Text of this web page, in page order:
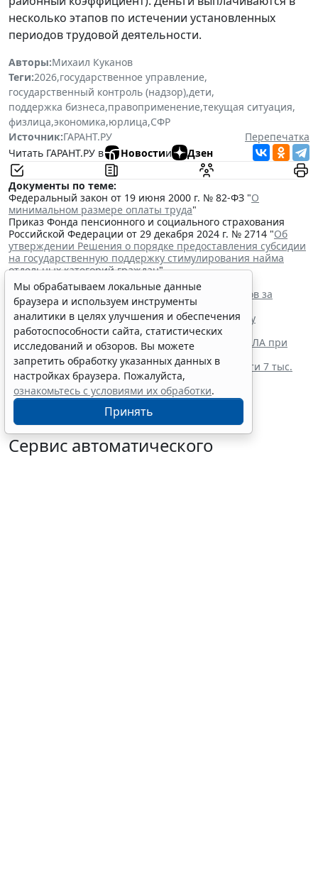
несколько этапов по истечении установленных
периодов трудовой деятельности.
Авторы:Михаил Куканов
Теги:2026,государственное управление,
государственный контроль (надзор),дети,
поддержка бизнеса,правоприменение,текущая ситуация,
физлица,экономика,юрлица,СФР
Источник:ГАРАНТ.РУ
Перепечатка
Читать ГАРАНТ.РУ в
Новостии Дзен
Документы по теме:
Федеральный закон от 19 июня 2000 г. № 82-ФЗ "О
минимальном размере оплаты труда"
Приказ Фонда пенсионного и социального страхования
Российской Федерации от 29 декабря 2024 г. № 2714 "Об
утверждении Решения о порядке предоставления субсидии
на государственную поддержку стимулирования найма
отдельных категорий граждан"
Читайте также:
Сервис автоматического аннулирования патентов за
неуплату запустят с 10 августа
Отчет о выполнении квоты для приема на работу
инвалидов надо сдать до 12 октября
Работодатель вправе учитывать опасность от БПЛА при
оценке профрисков
Предельный размер больничного достигает почти 7 тыс.
руб. в день в 2026 году
Сервис автоматического
Мы обрабатываем локальные данные
браузера и используем инструменты
аналитики в целях улучшения и обеспечения
работоспособности сайта, статистических
исследований и обзоров. Вы можете
запретить обработку указанных данных в
настройках браузера. Пожалуйста,
ознакомьтесь с условиями их обработки.
Принять